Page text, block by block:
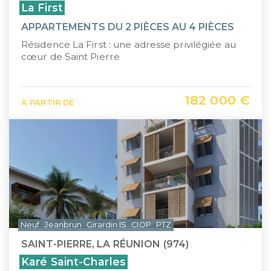
La First
APPARTEMENTS DU 2 PIÈCES AU 4 PIÈCES
Résidence La First : une adresse privilégiée au
cœur de Saint Pierre
À PARTIR DE 182 000 €
SAINT-PIERRE, LA RÉUNION (974)
Karé Saint-Charles
Neuf Jeanbrun Girardin IS CIOP PTZ